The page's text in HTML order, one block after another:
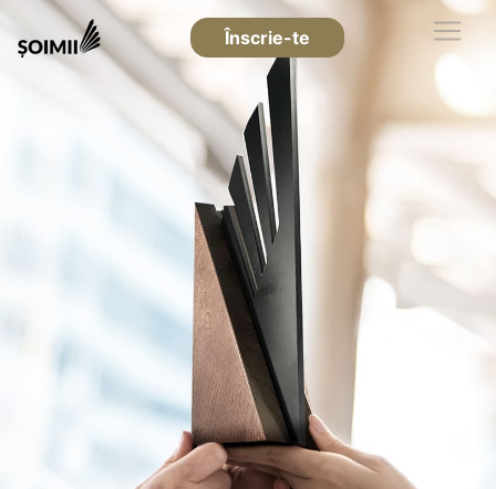
Înscrie-te